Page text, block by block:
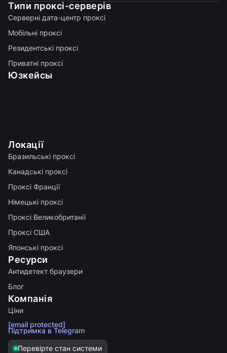
Типи проксі-серверів
Серверні дата-центр проксі
Мобільні проксі
Резидентські проксі
Приватні проксі
Юзкейсы
Локації
Бразильські проксі
Канадські проксі
Проксі Франції
Німецькі проксі
Проксі Великобританії
Проксі США
Японські проксі
Ресурси
Антидетект браузери
Блог
Компанія
Ціни
[email protected]
Підтримка в Telegram
Перевірте стан системи